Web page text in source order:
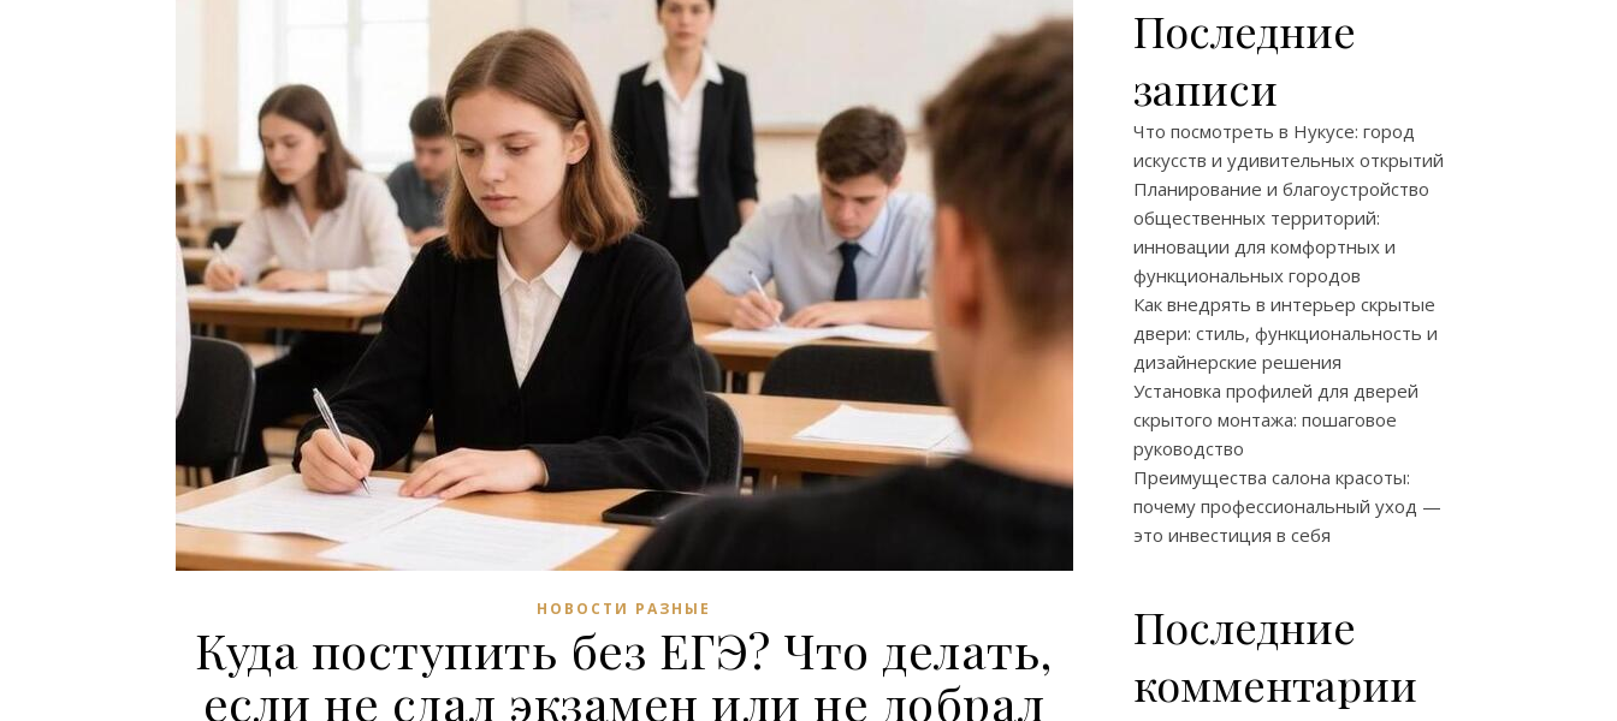
НОВОСТИ РАЗНЫЕ
Куда поступить без ЕГЭ? Что делать,
если не сдал экзамен или не добрал
Последние
записи
Что посмотреть в Нукусе: город
искусств и удивительных открытий
Планирование и благоустройство
общественных территорий:
инновации для комфортных и
функциональных городов
Как внедрять в интерьер скрытые
двери: стиль, функциональность и
дизайнерские решения
Установка профилей для дверей
скрытого монтажа: пошаговое
руководство
Преимущества салона красоты:
почему профессиональный уход —
это инвестиция в себя
Последние
комментарии